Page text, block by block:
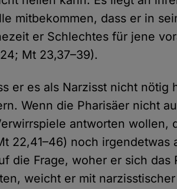
mitbekommen, dass er in
er Schlechtes für jene
Mt 23,37–39).
er es als Narzisst nicht nötig
Wenn die Pharisäer nicht
antworten wollen,
22,41–46) noch irgendetwas
die Frage, woher er sich das
weicht er mit